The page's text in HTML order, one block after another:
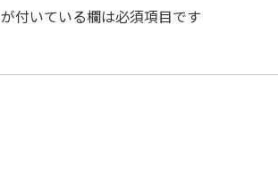
が付いている欄は必須項目です